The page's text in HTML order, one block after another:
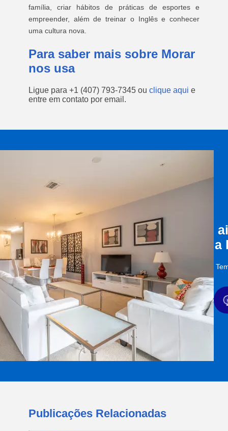
família, criar hábitos de práticas de esportes e
empreender, além de treinar o Inglês e conhecer
uma cultura nova.
Para saber mais sobre Morar
nos usa
Ligue para +1 (407) 793-7345 ou clique aqui e
entre em contato por email.
a
Publicações Relacionadas